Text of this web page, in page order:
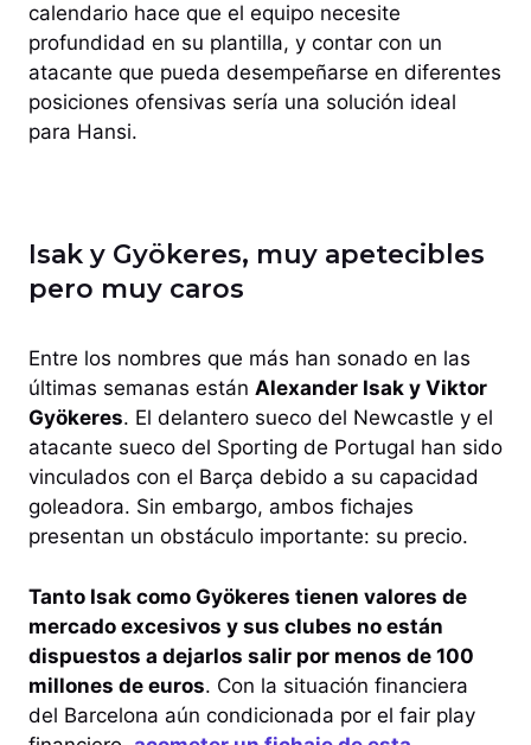
calendario hace que el equipo necesite
profundidad en su plantilla, y contar con un
atacante que pueda desempeñarse en diferentes
posiciones ofensivas sería una solución ideal
para Hansi.
Isak y Gyökeres, muy apetecibles
pero muy caros
Entre los nombres que más han sonado en las
últimas semanas están Alexander Isak y Viktor
Gyökeres. El delantero sueco del Newcastle y el
atacante sueco del Sporting de Portugal han sido
vinculados con el Barça debido a su capacidad
goleadora. Sin embargo, ambos fichajes
presentan un obstáculo importante: su precio.
Tanto Isak como Gyökeres tienen valores de
mercado excesivos y sus clubes no están
dispuestos a dejarlos salir por menos de 100
millones de euros. Con la situación financiera
del Barcelona aún condicionada por el fair play